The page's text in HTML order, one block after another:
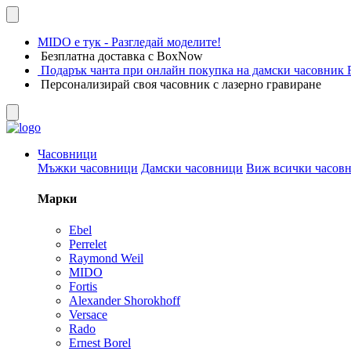
MIDO е тук - Разгледай моделите!
Безплатна доставка с BoxNow
Подарък чанта при онлайн покупка на дамски часовник
Персонализирай своя часовник с лазерно гравиране
Часовници
Мъжки часовници Дамски часовници Виж всички
Марки
Ebel
Perrelet
Raymond Weil
MIDO
Fortis
Alexander Shorokhoff
Versace
Rado
Ernest Borel